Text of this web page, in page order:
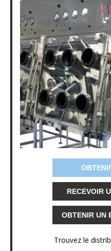
RECEVOIR
OBTENIR UN
Trouvez le